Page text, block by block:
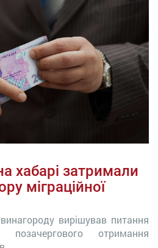
хабарі затримали
міграційної
вирішував питання
позачергового отримання